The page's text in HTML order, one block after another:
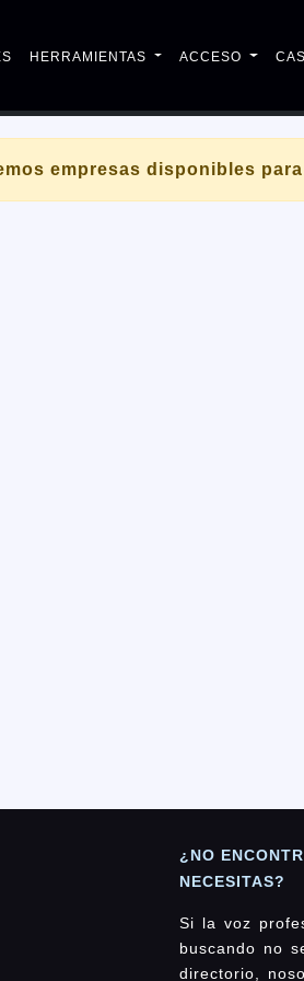
HERRAMIENTAS ACCESO
empresas disponibles
¿NO
NECESITAS?
Si la voz
buscando no
directorio,